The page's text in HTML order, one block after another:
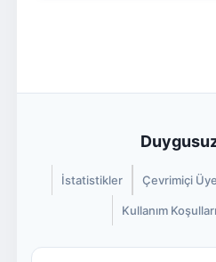
İstatistikler Çevrimiçi
Kullanım Koşulları